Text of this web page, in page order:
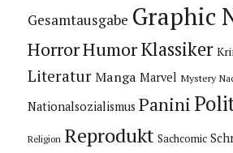
Gesamtausgabe Graphic
HorrorHumorKlassiker
Literatur Manga Marvel Mystery
Nationalsozialismus Panini
Religion Reprodukt Sachcomic